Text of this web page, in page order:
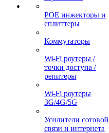
POE инжекторы и
сплиттеры
Коммутаторы
Wi-Fi роутеры /
точки доступа /
репитеры
Wi-Fi роутеры
3G/4G/5G
Усилители сотовой
связи и интернета